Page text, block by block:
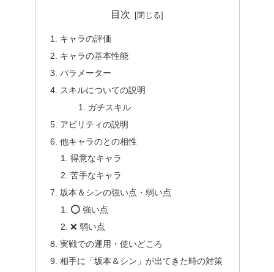
目次
キャラの評価
キャラの基本性能
パラメーター
スキルについての説明
ガチスキル
アビリティの説明
他キャラのとの相性
得意なキャラ
苦手なキャラ
坂本＆シンの強い点・弱い点
⭕ 強い点
❌ 弱い点
実戦での運用・使いどころ
相手に「坂本＆シン」が出てきた時の対策